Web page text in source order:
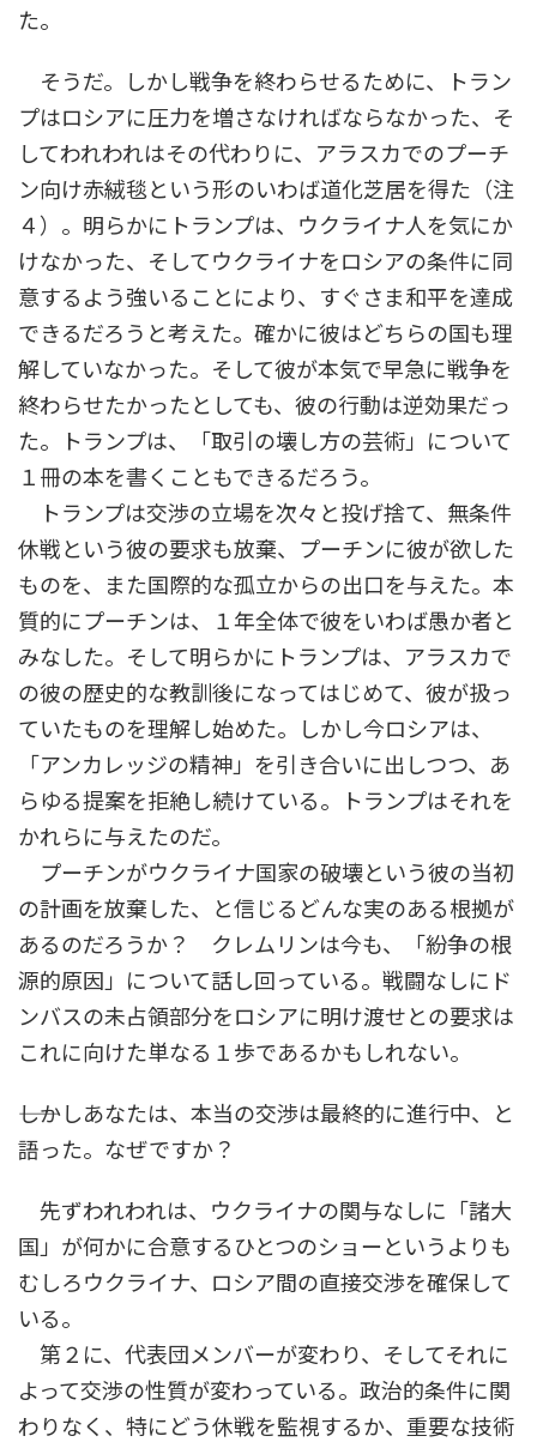
た。
そうだ。しかし戦争を終わらせるために、トラン
プはロシアに圧力を増さなければならなかった、そ
してわれわれはその代わりに、アラスカでのプーチ
ン向け赤絨毯という形のいわば道化芝居を得た（注
４）。明らかにトランプは、ウクライナ人を気にか
けなかった、そしてウクライナをロシアの条件に同
意するよう強いることにより、すぐさま和平を達成
できるだろうと考えた。確かに彼はどちらの国も理
解していなかった。そして彼が本気で早急に戦争を
終わらせたかったとしても、彼の行動は逆効果だっ
た。トランプは、「取引の壊し方の芸術」について
１冊の本を書くこともできるだろう。
トランプは交渉の立場を次々と投げ捨て、無条件
休戦という彼の要求も放棄、プーチンに彼が欲した
ものを、また国際的な孤立からの出口を与えた。本
質的にプーチンは、１年全体で彼をいわば愚か者と
みなした。そして明らかにトランプは、アラスカで
の彼の歴史的な教訓後になってはじめて、彼が扱っ
ていたものを理解し始めた。しかし今ロシアは、
「アンカレッジの精神」を引き合いに出しつつ、あ
らゆる提案を拒絶し続けている。トランプはそれを
かれらに与えたのだ。
プーチンがウクライナ国家の破壊という彼の当初
の計画を放棄した、と信じるどんな実のある根拠が
あるのだろうか？ クレムリンは今も、「紛争の根
源的原因」について話し回っている。戦闘なしにド
ンバスの未占領部分をロシアに明け渡せとの要求は
これに向けた単なる１歩であるかもしれない。
――しかしあなたは、本当の交渉は最終的に進行中、と
語った。なぜですか？
先ずわれわれは、ウクライナの関与なしに「諸大
国」が何かに合意するひとつのショーというよりも
むしろウクライナ、ロシア間の直接交渉を確保して
いる。
第２に、代表団メンバーが変わり、そしてそれに
よって交渉の性質が変わっている。政治的条件に関
わりなく、特にどう休戦を監視するか、重要な技術